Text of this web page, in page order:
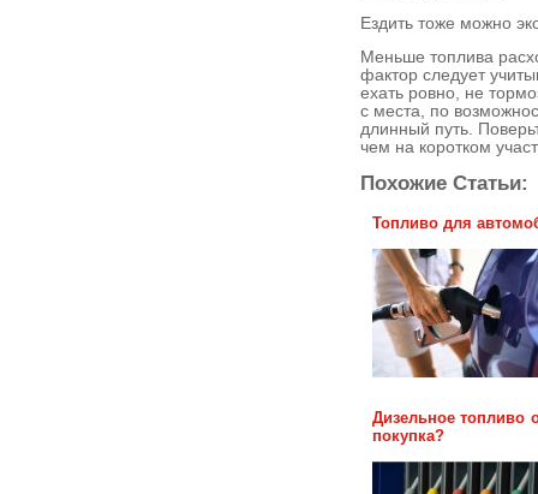
Ездить тоже можно
Меньше топлива
фактор следует
ехать ровно, не
с места, по
длинный путь.
чем на коротком
Похожие Статьи:
Топливо для
Дизельное топливо
покупка?